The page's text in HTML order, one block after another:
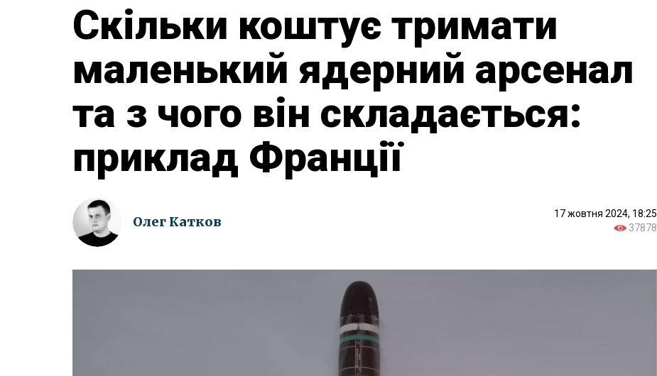
Скільки коштує тримати
маленький ядерний арсенал
та з чого він складається:
приклад Франції
Олег Катков
17 жовтня 2024, 18:25
37878